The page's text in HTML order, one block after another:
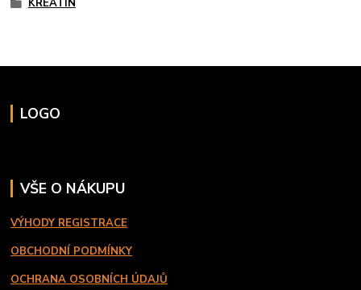
KREATIN
LOGO
VŠE O NÁKUPU
VÝHODY REGISTRACE
OBCHODNÍ PODMÍNKY
OCHRANA OSOBNÍCH ÚDAJŮ